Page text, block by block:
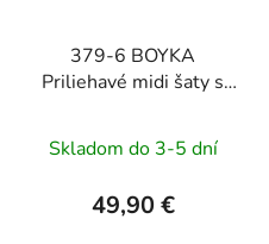
379-6 BOYKA
Priliehavé midi šaty s
ružovými kvetmi
Skladom do 3-5 dní
49,90 €